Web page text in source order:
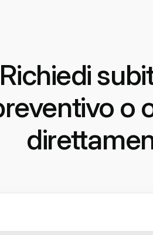
Richiedi
o